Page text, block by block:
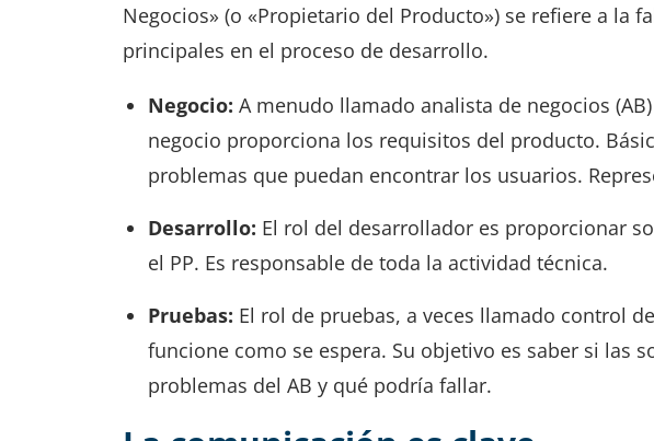
Negocios» (o «Propietario del Producto») se refiere a la
principales en el proceso de desarrollo.
Negocio: A menudo llamado analista de negocios
negocio proporciona los requisitos del producto.
problemas que puedan encontrar los usuarios.
Desarrollo: El rol del desarrollador es proporcionar
el PP. Es responsable de toda la actividad técnica.
Pruebas: El rol de pruebas, a veces llamado control
funcione como se espera. Su objetivo es saber si las
problemas del AB y qué podría fallar.